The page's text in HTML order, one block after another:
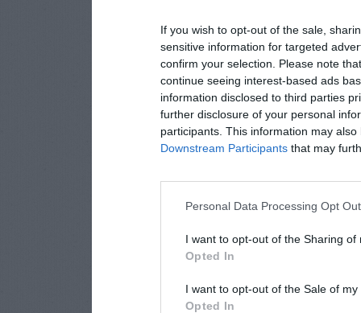
If you wish to opt-out of the sale,
sensitive information for targeted
confirm your selection. Please note
continue seeing interest-based ads
information disclosed to third parties
further disclosure of your personal
participants. This information may
Downstream Participants that may
Personal Data Processing Opt
I want to opt-out of the Sharing of
Opted In
I want to opt-out of the Sale of
Opted In